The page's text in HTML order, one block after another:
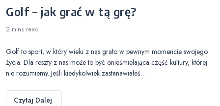
Golf – jak grać w tą grę?
2 mins read
Golf to sport, w który wielu z nas grało w pewnym momencie swojego
życia. Dla reszty z nas może to być onieśmielająca część kultury, której
nie rozumiemy. Jeśli kiedykolwiek zastanawiałeś…
Czytaj Dalej